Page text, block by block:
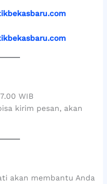
WIB
kirim pesan, akan
akan membantu Anda